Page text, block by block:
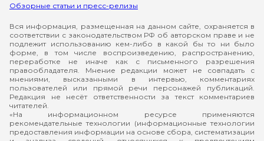
Обзорные статьи и пресс-релизы
Вся информация, размещенная на данном сайте, охраняется в
соответствии с законодательством РФ об авторском праве и не
подлежит использованию кем-либо в какой бы то ни было
форме, в том числе воспроизведению, распространению,
переработке не иначе как с письменного разрешения
правообладателя. Мнение редакции может не совпадать с
мнениями, высказанными в интервью, комментариях
пользователей или прямой речи персонажей публикаций.
Редакция не несёт ответственности за текст комментариев
читателей.
«На информационном ресурсе применяются
рекомендательные технологии (информационные технологии
предоставления информации на основе сбора, систематизации